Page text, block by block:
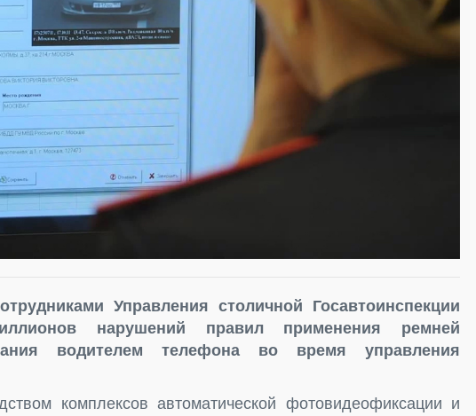
Управления столичной Госавтоинспекции
нарушений правил применения ремней
водителем телефона во время управления
комплексов автоматической фотовидеофиксации и